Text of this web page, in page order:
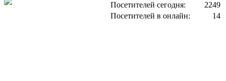
Посетителей сегодня:
2249
Посетителей в онлайн:
14